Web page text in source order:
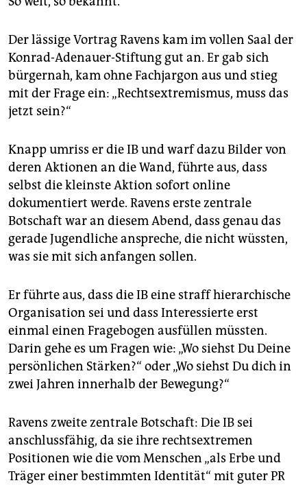
Der lässige Vortrag Ravens kam im vollen Saal der
Konrad-Adenauer-Stiftung gut an. Er gab sich
bürgernah, kam ohne Fachjargon aus und stieg
mit der Frage ein: „Rechtsextremismus, muss das
jetzt sein?“
Knapp umriss er die IB und warf dazu Bilder von
deren Aktionen an die Wand, führte aus, dass
selbst die kleinste Aktion sofort online
dokumentiert werde. Ravens erste zentrale
Botschaft war an diesem Abend, dass genau das
gerade Jugendliche anspreche, die nicht wüssten,
was sie mit sich anfangen sollen.
Er führte aus, dass die IB eine straff hierarchische
Organisation sei und dass Interessierte erst
einmal einen Fragebogen ausfüllen müssten.
Darin gehe es um Fragen wie: „Wo siehst Du Deine
persönlichen Stärken?“ oder „Wo siehst Du dich in
zwei Jahren innerhalb der Bewegung?“
Ravens zweite zentrale Botschaft: Die IB sei
anschlussfähig, da sie ihre rechtsextremen
Positionen wie die vom Menschen „als Erbe und
Träger einer bestimmten Identität“ mit guter PR